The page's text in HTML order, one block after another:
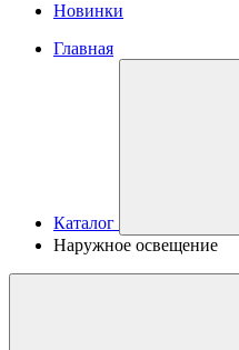
Новинки
Главная
Каталог
Наружное освещение